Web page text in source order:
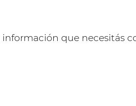
que necesitás